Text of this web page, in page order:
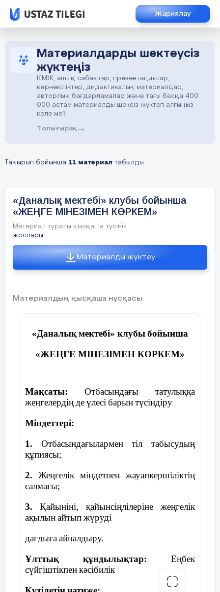
Жариялау
Материалдарды шектеусіз
жүктеңіз
ҚМЖ, ашық сабақтар, презентациялар,
көрнекіліктер, дидактикалық материалдар,
авторлық бағдарламалар және тағы басқа 400
000-астам материалды шексіз жүктеп алғыңыз
келе ме?
Толығырақ
Тақырып бойынша 11 материал табылды
«Даналық мектебі» клубы бойынша
«ЖЕҢГЕ МІНЕЗІМЕН КӨРКЕМ»
Материал туралы қысқаша түсінік
жоспары
Материалды жүктеу
Материалдың қысқаша нұсқасы
«Даналықмектебі» клубыбойынша
«ЖЕҢГЕ МІНЕЗІМЕН КӨРКЕМ»
Мақсаты: Отбасындағы
татулыққа
жеңгелердің деүлесі барынтүсіндіру
Міндеттері:
1.
Отбасындағылармен тіл
табысудың
құпиясы;
2.
Жеңгелік міндетпен жауапкершіліктің
салмағы;
3.
Қайыніні, қайынсіңлілеріне
жеңгелік
ақылынайтыпжүруді
дағдығаайналдыру.
Ұлттық
құндылықтар:
Еңбек
сүйгіштікпенкәсібилік